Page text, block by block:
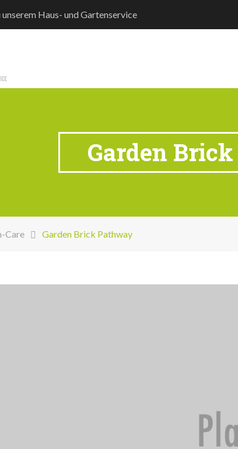
Haus- und Gartenservice
Garden
Care Garden Brick Pathway